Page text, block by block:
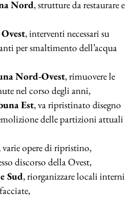
Nord, strutture da restaurare e
, interventi necessari su
per smaltimento dell’acqua
Nord-Ovest, rimuovere le
nel corso degli anni,
Est, va ripristinato disegno
delle partizioni attuali
varie opere di ripristino,
discorso della Ovest,
Sud, riorganizzare locali interni